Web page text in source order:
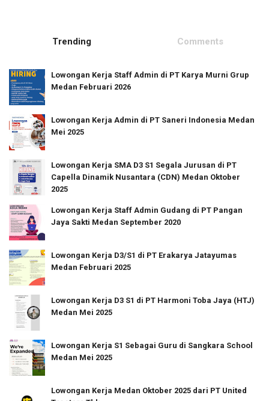
Trending Comments
Lowongan Kerja Staff Admin di PT Karya Murni Grup
Medan Februari 2026
Lowongan Kerja Admin di PT Saneri Indonesia Medan
Mei 2025
Lowongan Kerja SMA D3 S1 Segala Jurusan di PT
Capella Dinamik Nusantara (CDN) Medan Oktober
2025
Lowongan Kerja Staff Admin Gudang di PT Pangan
Jaya Sakti Medan September 2020
Lowongan Kerja D3/S1 di PT Erakarya Jatayumas
Medan Februari 2025
Lowongan Kerja D3 S1 di PT Harmoni Toba Jaya (HTJ)
Medan Mei 2025
Lowongan Kerja S1 Sebagai Guru di Sangkara School
Medan Mei 2025
Lowongan Kerja Medan Oktober 2025 dari PT United